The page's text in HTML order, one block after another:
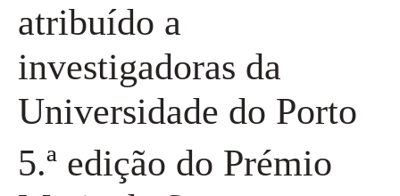
atribuído a
investigadoras da
Universidade do Porto
5.ª edição do Prémio